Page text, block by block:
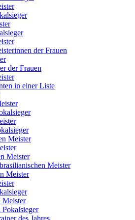
der Frauen
der Frauen
in einer Liste
Meister
Meister
Meister
Meister
Meister
des Jahres